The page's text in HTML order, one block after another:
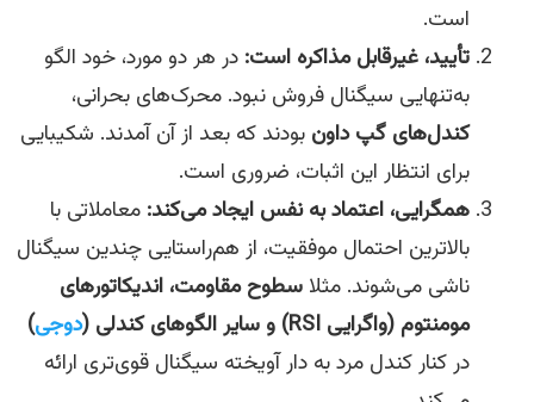
است.
تأیید، غیرقابل مذاکره است: در هر دو مورد، خود الگو
به‌تنهایی سیگنال فروش نبود. محرک‌های بحرانی،
کندل‌های گپ داون بودند که بعد از آن آمدند. شکیبایی
برای انتظار این اثبات، ضروری است.
همگرایی، اعتماد به نفس ایجاد می‌کند: معاملاتی با
بالاترین احتمال موفقیت، از هم‌راستایی چندین سیگنال
ناشی می‌شوند. مثلا سطوح مقاومت، اندیکاتورهای
مومنتوم (واگرایی RSI) و سایر الگوهای کندلی (دوجی)
در کنار کندل مرد به دار آویخته سیگنال قوی‌تری ارائه